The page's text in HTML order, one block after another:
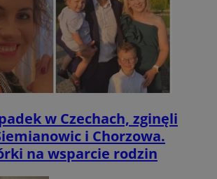
w Czechach, zginęli
i Chorzowa.
na wsparcie rodzin